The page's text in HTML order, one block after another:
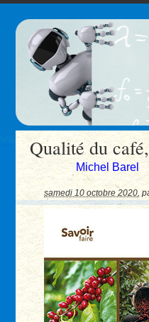
Qualité du
Michel Barel
samedi 10 octobre 2020 ,